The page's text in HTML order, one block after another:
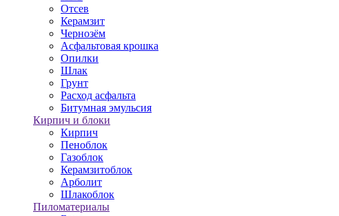
Отсев
Керамзит
Чернозём
Асфальтовая крошка
Опилки
Шлак
Грунт
Расход асфальта
Битумная эмульсия
Кирпич и блоки
Кирпич
Пеноблок
Газоблок
Керамзитоблок
Арболит
Шлакоблок
Пиломатериалы